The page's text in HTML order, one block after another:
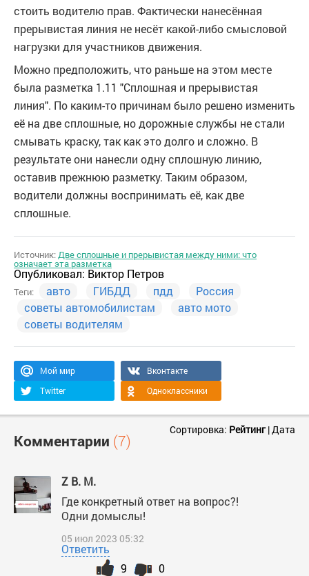
стоить водителю прав. Фактически нанесённая
прерывистая линия не несёт какой-либо смысловой
нагрузки для участников движения.
Можно предположить, что раньше на этом месте
была разметка 1.11 "Сплошная и прерывистая
линия". По каким-то причинам было решено изменить
её на две сплошные, но дорожные службы не стали
смывать краску, так как это долго и сложно. В
результате они нанесли одну сплошную линию,
оставив прежнюю разметку. Таким образом,
водители должны воспринимать её, как две
сплошные.
Источник: Две сплошные и прерывистая между ними: что
означает эта разметка
Опубликовал:Виктор Петров
Теги: авто ГИБДД пдд
Россия
советы автомобилистам
авто мото
советы водителям
Мой мир
Вконтакте
Twitter
Одноклассники
Комментарии (7)
Сортировка: Рейтинг| Дата
Z В. М.
Где конкретный ответ на вопрос?!
Одни домыслы!
05 июл 2023 05:32
Ответить
0
9